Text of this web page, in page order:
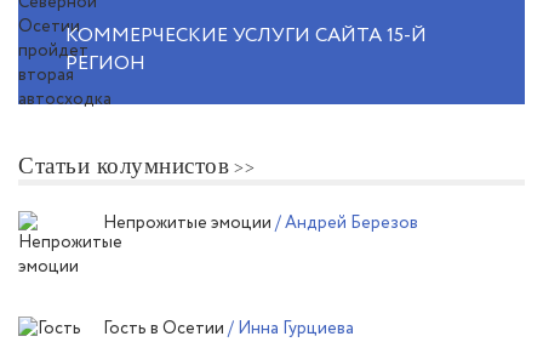
КОММЕРЧЕСКИЕ УСЛУГИ САЙТА 15-Й
РЕГИОН
Статьи колумнистов
Непрожитые эмоции / Андрей Березов
Гость в Осетии / Инна Гурциева